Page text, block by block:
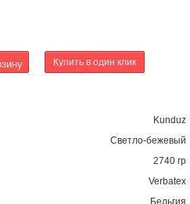
Купить в один клик
Kunduz
Светло-бежевый
2740 гр
Verbatex
Бельгия